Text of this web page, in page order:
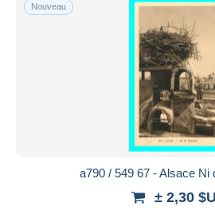
Nouveau
a790 / 549 67 - Alsace Ni
± 2,30